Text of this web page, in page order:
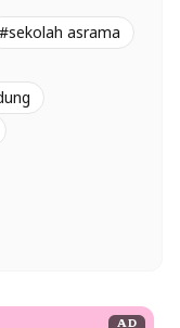
#sekolah asrama
AD